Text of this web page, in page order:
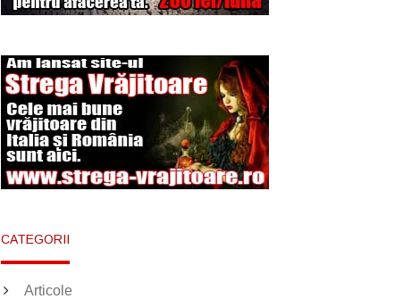
CATEGORII
Articole